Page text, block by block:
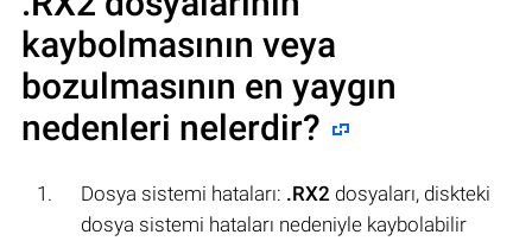
kaybolmasının veya
bozulmasının en yaygın
nedenleri nelerdir?
Dosya sistemi hataları: .RX2 dosyaları, diskteki
dosya sistemi hataları nedeniyle kaybolabilir